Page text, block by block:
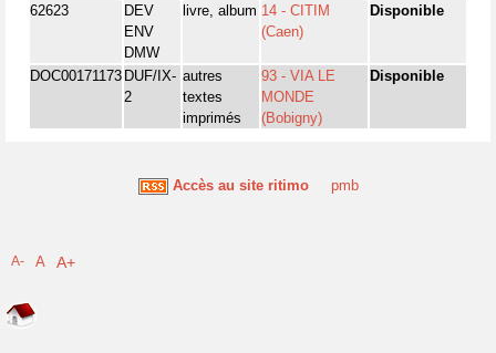
62623
DEV
ENV
DMW
livre, album 14 - CITIM
(Caen)
Disponible
DOC00171173 DUF/IX-
2
autres
textes
imprimés
93 - VIA LE
MONDE
(Bobigny)
Disponible
Accès au site ritimo pmb
A- A A+